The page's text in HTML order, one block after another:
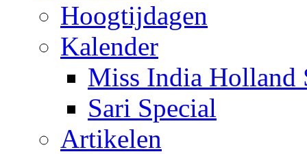
Hoogtijdagen
Kalender
Miss India Holland
Sari Special
Artikelen